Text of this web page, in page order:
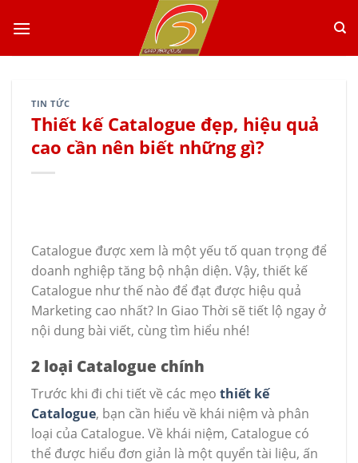
TIN TỨC
Thiết kế Catalogue đẹp, hiệu quả
cao cần nên biết những gì?
Catalogue được xem là một yếu tố quan trọng để
doanh nghiệp tăng bộ nhận diện. Vậy, thiết kế
Catalogue như thế nào để đạt được hiệu quả
Marketing cao nhất? In Giao Thời sẽ tiết lộ ngay ở
nội dung bài viết, cùng tìm hiểu nhé!
2 loại Catalogue chính
Trước khi đi chi tiết về các mẹo thiết kế
Catalogue, bạn cần hiểu về khái niệm và phân
loại của Catalogue. Về khái niệm, Catalogue có
thể được hiểu đơn giản là một quyển tài liệu, ấn